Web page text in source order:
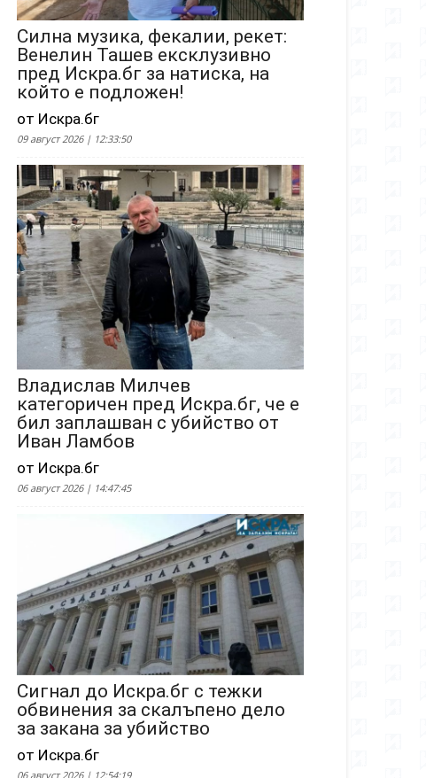
Силна музика, фекалии, рекет:
Венелин Ташев ексклузивно
пред Искра.бг за натиска, на
който е подложен!
от Искра.бг
09 август 2026 | 12:33:50
Владислав Милчев
категоричен пред Искра.бг, че е
бил заплашван с убийство от
Иван Ламбов
от Искра.бг
06 август 2026 | 14:47:45
Сигнал до Искра.бг с тежки
обвинения за скалъпено дело
за закана за убийство
от Искра.бг
06 август 2026 | 12:54:19